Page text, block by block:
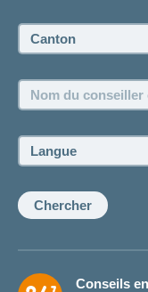
Postes vacants
Canton:
Nom
du
ou
de
conseillère:
Langue:
Chercher
Conseils